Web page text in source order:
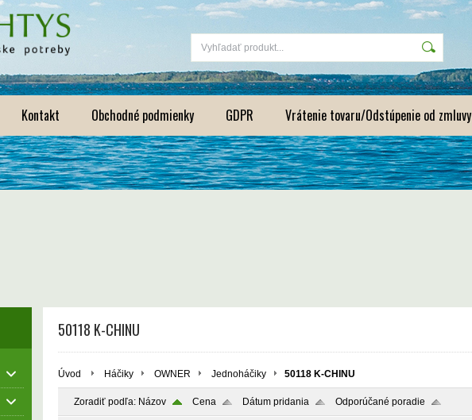
Kontakt Obchodné podmienky GDPR Vrátenie tovaru/Odstúpenie od zmluvy
50118 K-CHINU
Úvod Háčiky OWNER Jednoháčiky 50118 K-CHINU
Zoradiť podľa: Názov Cena Dátum pridania Odporúčané poradie